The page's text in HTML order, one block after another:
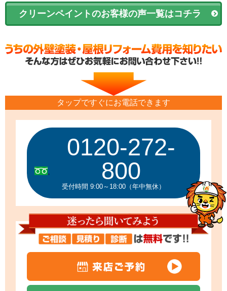
クリーンペイントのお客様の声一覧はコチラ
タップですぐにお電話できます
0120-272-
800
受付時間 9:00～18:00（年中無休）